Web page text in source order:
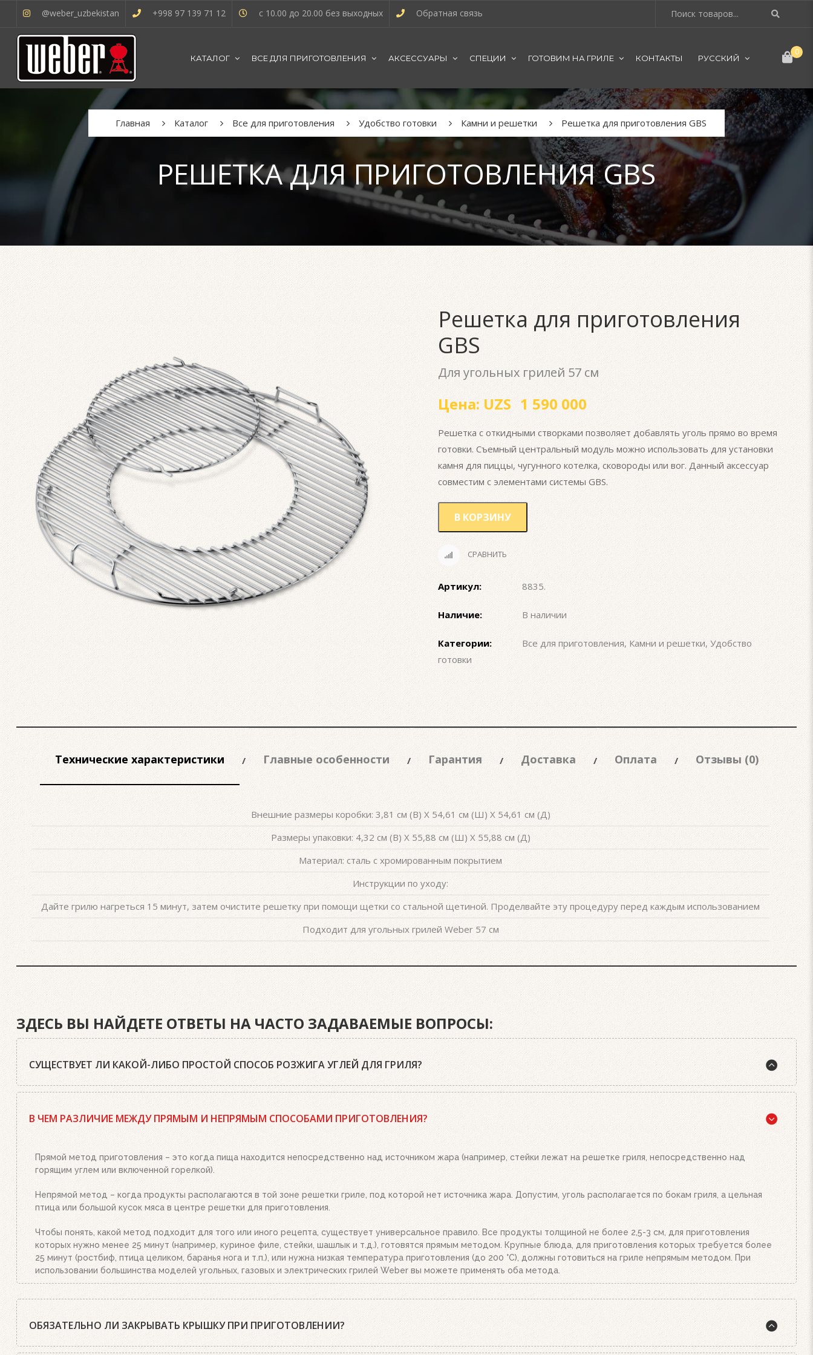
@weber_uzbekistan +998 97 139 71 12 с 10.00 до 20.00 без выходных Обратная связь
КАТАЛОГ ВСЕ ДЛЯ ПРИГОТОВЛЕНИЯ АКСЕССУАРЫ СПЕЦИИ ГОТОВИМ НА ГРИЛЕ КОНТАКТЫ РУССКИЙ
0
РЕШЕТКА ДЛЯ ПРИГОТОВЛЕНИЯ GBS
Главная Каталог Все для приготовления Удобство готовки Камни и решетки Решетка для приготовления GBS
Решетка для приготовления
GBS
Для угольных грилей 57 см
Цена: UZS 1 590 000
Решетка с откидными створками позволяет добавлять уголь прямо во время
готовки. Съемный центральный модуль можно использовать для установки
камня для пиццы, чугунного котелка, сковороды или вог. Данный аксессуар
совместим с элементами системы GBS.
В КОРЗИНУ
СРАВНИТЬ
Артикул: 8835.
Наличие: В наличии
Категории: Все для приготовления, Камни и решетки, Удобство
готовки
Технические характеристики Главные особенности Гарантия Доставка Оплата Отзывы (0)
Внешние размеры коробки: 3,81 см (В) X 54,61 см (Ш) X 54,61 см (Д)
Размеры упаковки: 4,32 см (В) X 55,88 см (Ш) X 55,88 см (Д)
Материал: сталь с хромированным покрытием
Инструкции по уходу:
Дайте грилю нагреться 15 минут, затем очистите решетку при помощи щетки со стальной щетиной. Проделвайте эту процедуру перед каждым использованием
Подходит для угольных грилей Weber 57 см
ЗДЕСЬ ВЫ НАЙДЕТЕ ОТВЕТЫ НА ЧАСТО ЗАДАВАЕМЫЕ ВОПРОСЫ:
СУЩЕСТВУЕТ ЛИ КАКОЙ-ЛИБО ПРОСТОЙ СПОСОБ РОЗЖИГА УГЛЕЙ ДЛЯ ГРИЛЯ?
стартер необходимым количеством угля или брикетов, положите два-три кубика для розжига на решетку для угля и подожгите их. Сверху поставьте заполненный углем
В ЧЕМ РАЗЛИЧИЕ МЕЖДУ ПРЯМЫМ И НЕПРЯМЫМ СПОСОБАМИ ПРИГОТОВЛЕНИЯ?
Прямой метод приготовления – это когда пища находится непосредственно над источником жара (например, стейки лежат на решетке гриля, непосредственно над
горящим углем или включенной горелкой).
Непрямой метод – когда продукты располагаются в той зоне решетки гриле, под которой нет источника жара. Допустим, уголь располагается по бокам гриля, а цельная
птица или большой кусок мяса в центре решетки для приготовления.
Чтобы понять, какой метод подходит для того или иного рецепта, существует универсальное правило. Все продукты толщиной не более 2,5-3 см, для приготовления
которых нужно менее 25 минут (например, куриное филе, стейки, шашлык и т.д.), готовятся прямым методом. Крупные блюда, для приготовления которых требуется более
25 минут (ростбиф, птица целиком, баранья нога и т.п.), или нужна низкая температура приготовления (до 200 °C), должны готовиться на гриле непрямым методом. При
использовании большинства моделей угольных, газовых и электрических грилей Weber вы можете применять оба метода.
ОБЯЗАТЕЛЬНО ЛИ ЗАКРЫВАТЬ КРЫШКУ ПРИ ПРИГОТОВЛЕНИИ?